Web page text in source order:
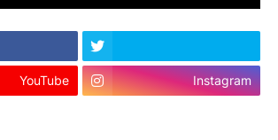
YouTube Instagram